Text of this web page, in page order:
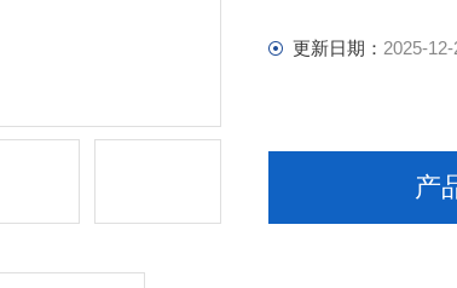
更新日期： 2025-12-
产